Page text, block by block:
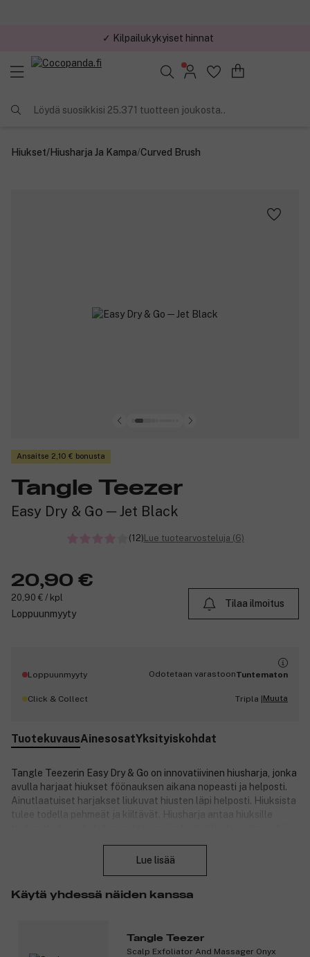
✓ Kilpailukykyiset hinnat
Löydä suosikkisi 25.371 tuotteen joukosta..
Hiukset/Hiusharja Ja Kampa/Curved Brush
Ansaitse 2,10 € bonusta
Tangle Teezer
Easy Dry & Go ─ Jet Black
(12)Lue tuotearvosteluja (6)
20,90 €
20,90 € / kpl
Loppuunmyyty
Tilaa ilmoitus
Loppuunmyyty Odotetaan varastoonTuntematon
Click & Collect Tripla |Muuta
TuotekuvausAinesosatYksityiskohdat
Tangle Teezerin Easy Dry & Go on innovatiivinen hiusharja, jonka
avulla harjaat hiukset föönauksen aikana nopeasti ja helposti.
Ainutlaatuiset harjakset liukuvat hiusten läpi helposti. Hiuksista
tulee todella pehmeät ja kiiltävät. Hiusharja antaa hiuksille
tekniikkaa ei tarvita ─ kuivaa hiukset omalla tavallasi.
3199972
Lue lisää
Käytä yhdessä näiden kanssa
Tangle Teezer
Scalp Exfoliator And Massager Onyx